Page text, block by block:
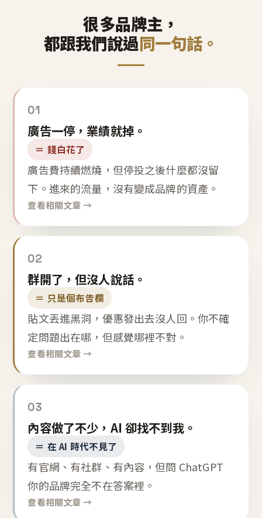
很多品牌主，
都跟我們說過同一句話。
01
廣告一停，業績就掉。
＝ 錢白花了
廣告費持續燃燒，但停投之後什麼都沒留
下。進來的流量，沒有變成品牌的資產。
查看相關文章 →
02
群開了，但沒人說話。
＝ 只是個布告欄
貼文丟進黑洞，優惠發出去沒人回。你不確
定問題出在哪，但感覺哪裡不對。
查看相關文章 →
03
內容做了不少，AI 卻找不到我。
＝ 在 AI 時代不見了
有官網、有社群、有內容，但問 ChatGPT
你的品牌完全不在答案裡。
查看相關文章 →